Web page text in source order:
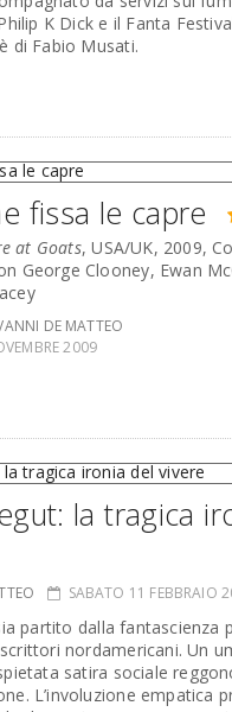
K Dick e il Fanta
di Fabio Musati.
fissa le capre
at Goats, USA/UK, 2009,
George Clooney, Ewan
DE MATTEO
2009
la tragica
SABATO 11 FEBBRAIO
partito dalla fantascienza
nordamericani. Un
satira sociale
L’involuzione empatica